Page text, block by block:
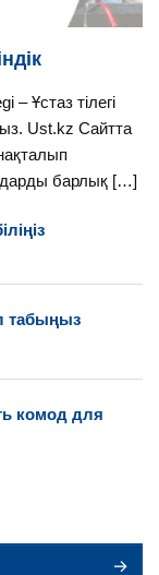
– Ұстаз тілегі
Ust.kz Сайтта
барлық […]
табыңыз
комод для